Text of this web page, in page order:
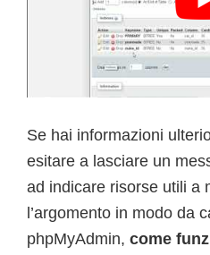
Se hai informazioni
esitare a lasciare un
ad indicare risorse utili a
l’argomento in modo da
phpMyAdmin, come